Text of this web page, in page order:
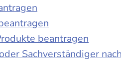
beantragen
Sachverständiger